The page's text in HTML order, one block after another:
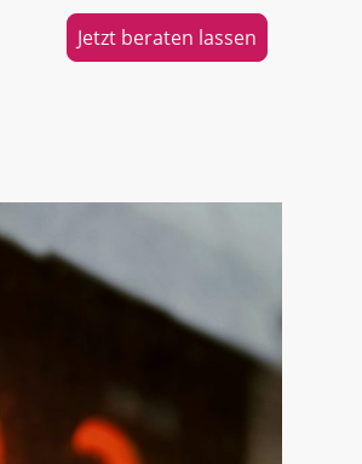
Jetzt beraten lassen